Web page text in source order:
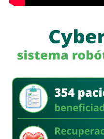
incluyente, bajo la premisa
llegue a todas y todos”.
También lee:Gloria Trevi